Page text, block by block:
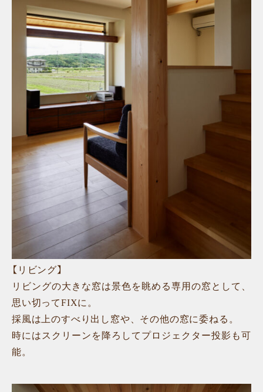
【リビング】
リビングの大きな窓は景色を眺める専用の窓として、
思い切ってFIXに。
採風は上のすべり出し窓や、その他の窓に委ねる。
時にはスクリーンを降ろしてプロジェクター投影も可
能。